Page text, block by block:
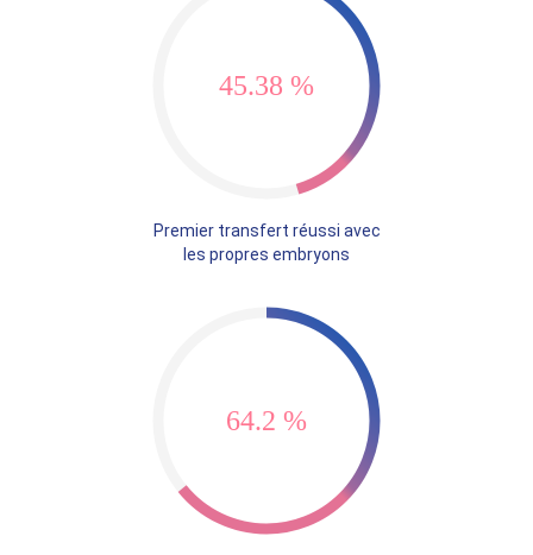
60.29 %
Premier transfert réussi avec
les propres embryons
85.39 %